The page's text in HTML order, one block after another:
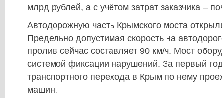
млрд рублей, а с учётом затрат заказчика –
Автодорожную часть Крымского моста
Предельно допустимая скорость на
пролив сейчас составляет 90 км/ч. Мост
системой фиксации нарушений. За первый
транспортного перехода в Крым по нему
машин.